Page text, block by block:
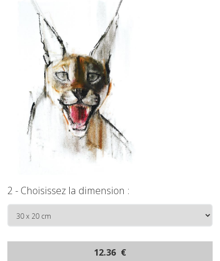
2 - Choisissez la dimension :
12.36 €